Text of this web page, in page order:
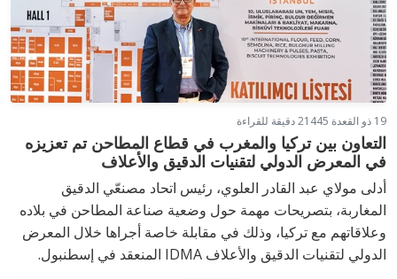
19 ذو القعدة 1445 2 دقيقة للقراءة
التعاون بين تركيا والمغرب في قطاع المطاحن تم تعزيزه
في المعرض الدولي لتقنيات الدقيق والأعلاف
أدلى مولاي عبد القادر العلوي، رئيس اتحاد مصنعّي الدقيق
المغاربة، بتصريحات مهمة حول وضعية صناعة المطاحن في بلاده
وعلاقاتهم مع تركيا، وذلك في مقابلة خاصة أجراها خلال المعرض
الدولي لتقنيات الدقيق والأعلاف IDMA المنعقد في إسطنبول.